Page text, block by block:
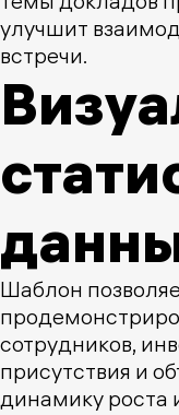
улучшит
встречи.
Шаблон
сотрудников,
присутствия и
динамику роста